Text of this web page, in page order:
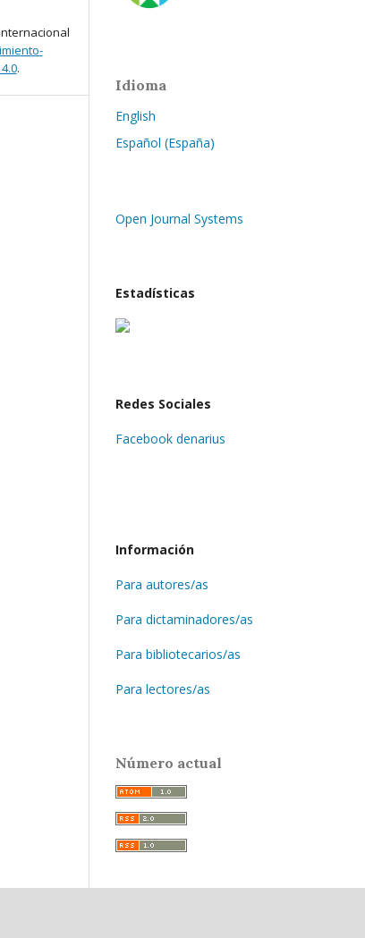
.
Idioma
English
Español (España)
Open Journal Systems
Estadísticas
Redes Sociales
Facebook denarius
Información
Para autores/as
Para dictaminadores/as
Para bibliotecarios/as
Para lectores/as
Número actual